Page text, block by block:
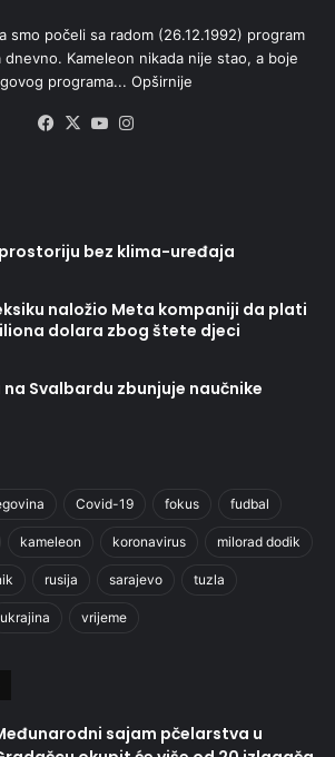
smo počeli sa radom (26.12.1992) program
Kameleon nikada nije stao, a boje
programa... Opširnije
Facebook
X YouTube
bez klima-uređaja
naložio Meta kompaniji da plati
dolara zbog štete djeci
Svalbardu zbunjuje naučnike
Covid-19 fokus fudbal
kameleon koronavirus milorad dodik
rusija sarajevo tuzla
ukrajina vrijeme
sajam pčelarstva u